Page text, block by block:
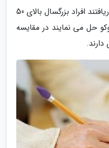
به گزارش جعبه مهر، محققان دریافتند افراد بزرگسال بالای 50
حل می نمایند در مقایسه